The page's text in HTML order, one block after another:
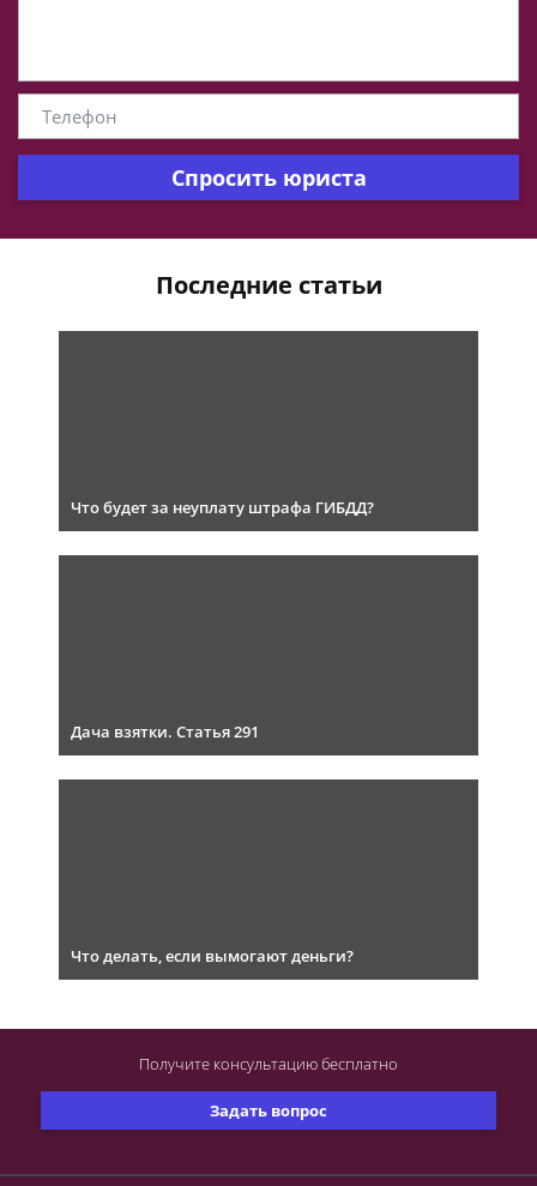
Спросить юриста
Последние статьи
Что будет за неуплату штрафа ГИБДД?
Дача взятки. Статья 291
Что делать, если вымогают деньги?
Задать вопрос
Получите консультациюбесплатно